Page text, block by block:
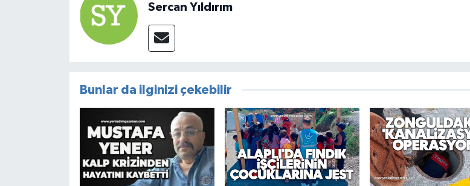
Sercan Yıldırım
Bunlar da ilginizi çekebilir